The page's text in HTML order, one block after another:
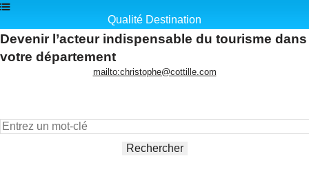
Qualité Destination
Devenir l’acteur indispensable du tourisme dans
votre département
mailto:christophe@cottille.com
Rechercher